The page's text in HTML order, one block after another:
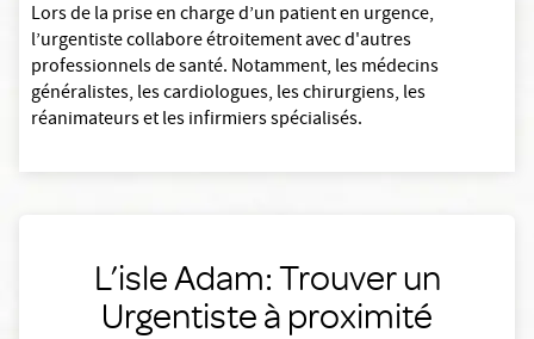
Lors de la prise en charge d’un patient en urgence,
l’urgentiste collabore étroitement avec d'autres
professionnels de santé. Notamment, les médecins
généralistes, les cardiologues, les chirurgiens, les
réanimateurs et les infirmiers spécialisés.
L’isle Adam: Trouver un
Urgentiste à proximité